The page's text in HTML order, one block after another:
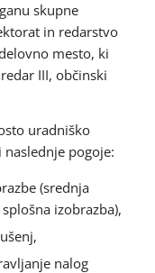
skupne
in redarstvo
mesto, ki
III, občinski
uradniško
pogoje:
(srednja
izobrazba),
nalog